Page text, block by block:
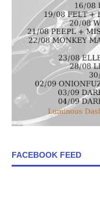
FACEBOOK FEED